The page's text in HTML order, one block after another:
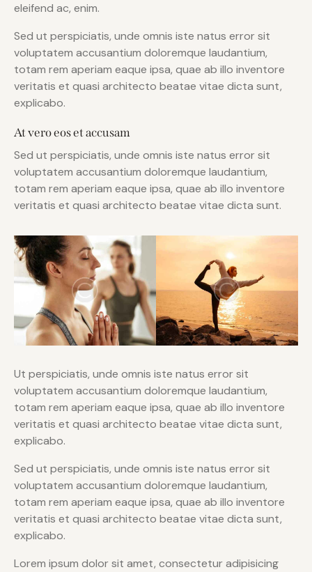
eleifend ac, enim.
Sed ut perspiciatis, unde omnis iste natus error sit
voluptatem accusantium doloremque laudantium,
totam rem aperiam eaque ipsa, quae ab illo inventore
veritatis et quasi architecto beatae vitae dicta sunt,
explicabo.
At vero eos et accusam
Sed ut perspiciatis, unde omnis iste natus error sit
voluptatem accusantium doloremque laudantium,
totam rem aperiam eaque ipsa, quae ab illo inventore
veritatis et quasi architecto beatae vitae dicta sunt.
Ut perspiciatis, unde omnis iste natus error sit
voluptatem accusantium doloremque laudantium,
totam rem aperiam eaque ipsa, quae ab illo inventore
veritatis et quasi architecto beatae vitae dicta sunt,
explicabo.
Sed ut perspiciatis, unde omnis iste natus error sit
voluptatem accusantium doloremque laudantium,
totam rem aperiam eaque ipsa, quae ab illo inventore
veritatis et quasi architecto beatae vitae dicta sunt,
explicabo.
Lorem ipsum dolor sit amet, consectetur adipisicing